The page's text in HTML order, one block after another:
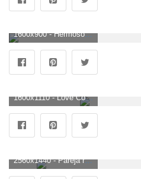
1600x900 - Hermoso fondo de pantalla: fondos de pantalla de parejas de amor, fondos de pantalla de parejas de amor. Fondo para computadora de parejas.
1600x1110 - Love Couple HD Wallpapers. Fondo de pantalla de parejas.
2560x1440 - Pareja romántica fondos de pantalla, fotos, imágenes. Fondo para computadora 2K de parejas.